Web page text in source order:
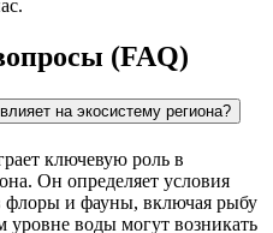
(FAQ)
на экосистему региона?
ключевую роль в
Он определяет условия
флоры и фауны, включая рыбу
воды могут возникать